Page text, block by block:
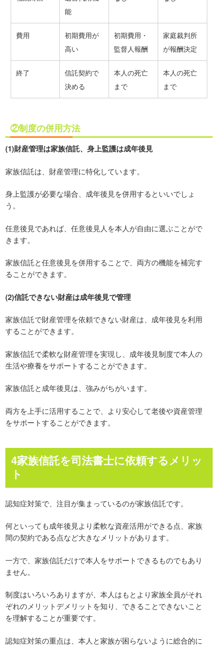
能
費用
初期費用が
高い
初期費用・
監督人報酬
家庭裁判所
が報酬決定
終了
信託契約で
決める
本人の死亡
まで
本人の死亡
まで
②制度の併用方法
(1)財産管理は家族信託、身上監護は成年後見
家族信託は、財産管理に特化しています。
身上監護が必要な場合、成年後見を併用するといいでしょ
う。
任意後見であれば、任意後見人を本人が自由に選ぶことがで
きます。
家族信託と任意後見を併用することで、両方の機能を補完す
ることができます。
(2)信託できない財産は成年後見で管理
家族信託で財産管理を依頼できない財産は、成年後見を利用
することができます。
家族信託で柔軟な財産管理を実現し、成年後見制度で本人の
生活や療養をサポートすることができます。
家族信託と成年後見は、強みがちがいます。
両方を上手に活用することで、より安心して老後や資産管理
をサポートすることができます。
4家族信託を司法書士に依頼するメリッ
ト
認知症対策で、注目が集まっているのが家族信託です。
何といっても成年後見より柔軟な資産活用ができる点、家族
間の契約である点など大きなメリットがあります。
一方で、家族信託だけで本人をサポートできるものでもあり
ません。
制度はいろいろありますが、本人はもとより家族全員がそれ
ぞれのメリットデメリットを知り、できることできないこと
を理解することが重要です。
認知症対策の重点は、本人と家族が困らないように総合的に